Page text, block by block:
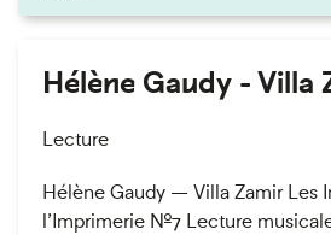
Hélène Gaudy - Villa
Lecture
Hélène Gaudy — Villa Zamir Les
l’Imprimerie n°7 Lecture